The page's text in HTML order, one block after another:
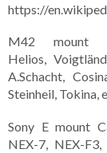
https://
M42 mount
Helios,
A.Schacht,
Steinheil, Tokina,
Sony E mount
NEX-7, NEX-